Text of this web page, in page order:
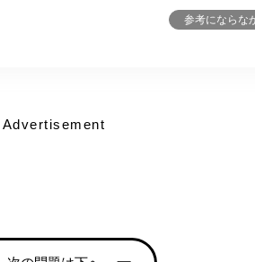
参考にならな
Advertisement